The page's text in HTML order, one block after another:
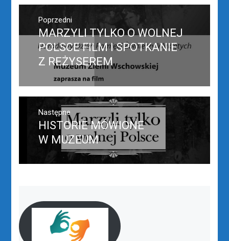
Nawigacja
wpisuPoprzedni
Poprzedni
wpis:
MARZYLI TYLKO O WOLNEJ
POLSCE FILM I SPOTKANIE
Z REŻYSEREM
Następne
Następny
post:
HISTORIE MÓWIONE
W MUZEUM